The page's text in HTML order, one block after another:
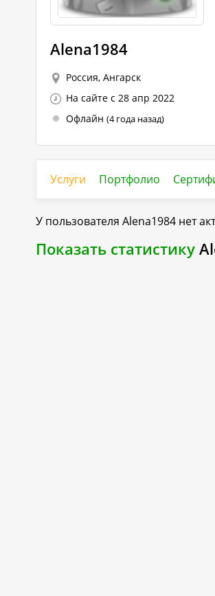
Alena1984
Россия, Ангарск
На сайте с 28 апр 2022
Офлайн (4 года назад)
Услуги Портфолио
У пользователя Alena1984 нет
Показать статистику